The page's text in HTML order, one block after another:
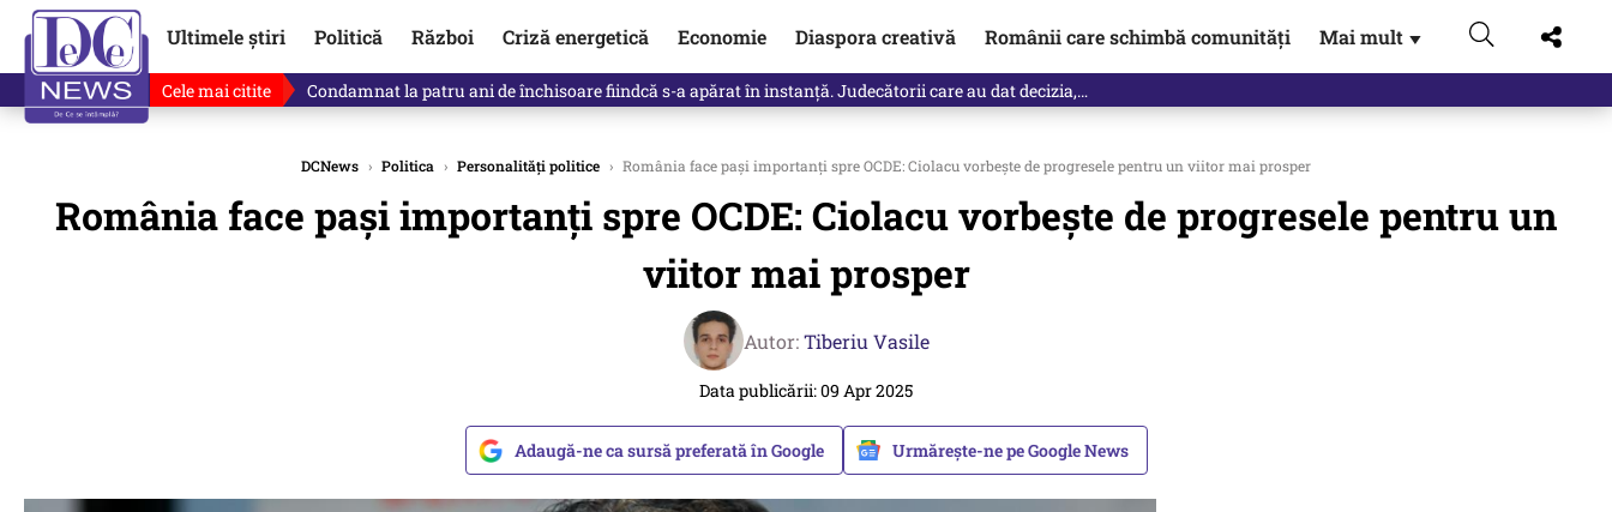
Ultimele știri Politică Război Criză energetică Economie Diaspora creativă Românii care schimbă comunități Mai mult ▼
Cele mai citite Singurul lucru care l-ar putea clinti pe Ilie Bolojan de la Palatul Victoria. Verdictul lui Bogdan Chirieac
DCNews › Politica › Personalități politice › România face pași importanți spre OCDE: Ciolacu vorbește de progresele pentru un viitor mai prosper
România face pași importanți spre OCDE: Ciolacu vorbește de progresele pentru un
viitor mai prosper
Autor:Tiberiu Vasile
Data publicării: 09 Apr 2025
Adaugă-ne ca sursă preferată în Google Urmărește-ne pe Google News